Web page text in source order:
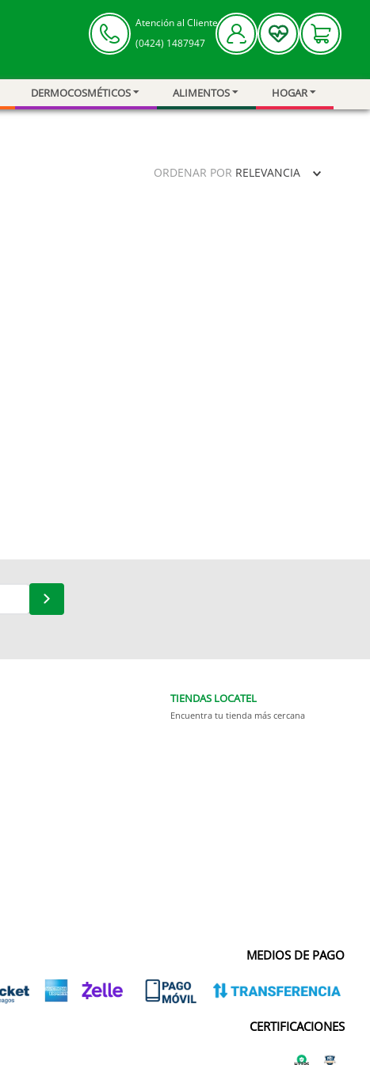
Atención al Cliente
(0424) 1487947
DERMOCOSMÉTICOS ALIMENTOS HOGAR
ORDENAR POR RELEVANCIA
TIENDAS LOCATEL
Encuentra tu tienda más cercana
MEDIOS DE PAGO
CERTIFICACIONES